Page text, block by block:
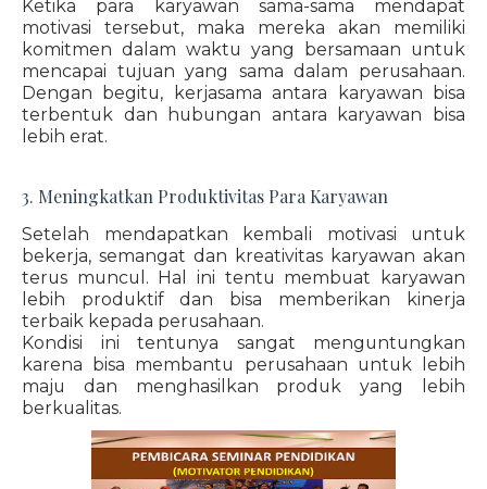
Ketika para karyawan sama-sama mendapat
motivasi tersebut, maka mereka akan memiliki
komitmen dalam waktu yang bersamaan untuk
mencapai tujuan yang sama dalam perusahaan.
Dengan begitu, kerjasama antara karyawan bisa
terbentuk dan hubungan antara karyawan bisa
lebih erat.
3. Meningkatkan Produktivitas Para Karyawan
Setelah mendapatkan kembali motivasi untuk
bekerja, semangat dan kreativitas karyawan akan
terus muncul. Hal ini tentu membuat karyawan
lebih produktif dan bisa memberikan kinerja
terbaik kepada perusahaan.
Kondisi ini tentunya sangat menguntungkan
karena bisa membantu perusahaan untuk lebih
maju dan menghasilkan produk yang lebih
berkualitas.